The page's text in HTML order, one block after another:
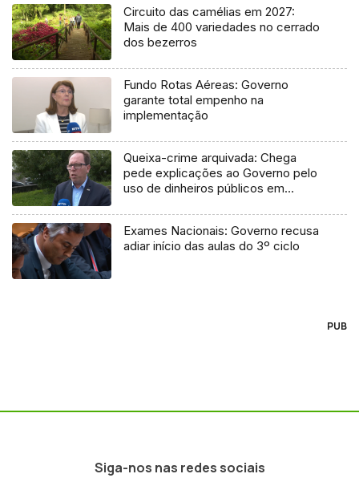
Circuito das camélias em 2027:
Mais de 400 variedades no cerrado
dos bezerros
Fundo Rotas Aéreas: Governo
garante total empenho na
implementação
Queixa-crime arquivada: Chega
pede explicações ao Governo pelo
uso de dinheiros públicos em
Exames Nacionais: Governo recusa
adiar início das aulas do 3º ciclo
PUB
Siga-nos nas redes sociais